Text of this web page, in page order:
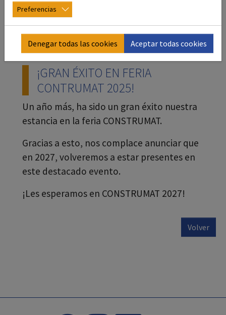
¡GRAN ÉXITO EN FERIA
CONTRUMAT 2025!
Un año más, ha sido un gran éxito nuestra
estancia en la feria CONSTRUMAT.
Gracias a esto, nos complace anunciar que
en 2027, volveremos a estar presentes en
este destacado evento.
¡Les esperamos en CONSTRUMAT 2027!
Volver
Preferencias
Denegar todas las cookies Aceptar todas cookies